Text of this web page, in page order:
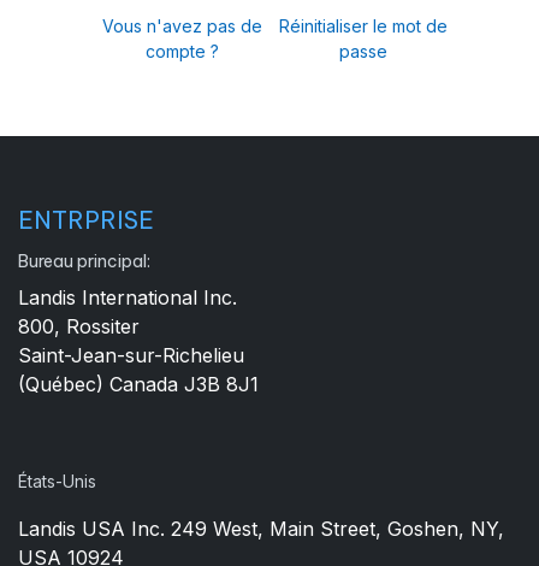
Vous n'avez pas de
compte ?
Réinitialiser le mot de
passe
ENTRPRISE
Bureau principal:
Landis International Inc.
800, Rossiter
Saint-Jean-sur-Richelieu
(Québec) Canada J3B 8J1
États-Unis
Landis USA Inc. 249 West, Main Street, Goshen, NY,
USA 10924